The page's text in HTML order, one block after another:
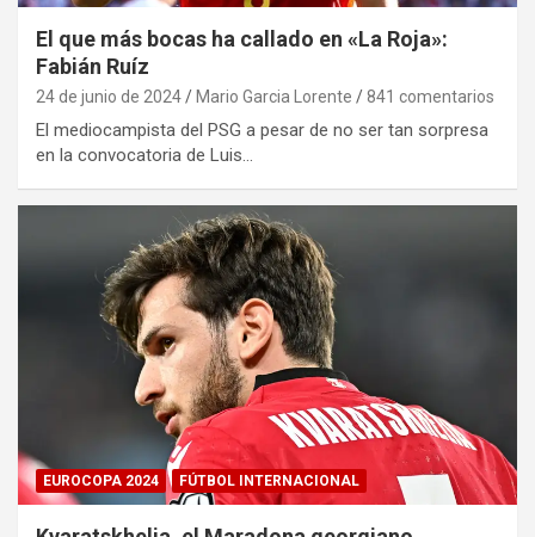
El que más bocas ha callado en «La Roja»:
Fabián Ruíz
24 de junio de 2024 Mario Garcia Lorente 841 comentarios
El mediocampista del PSG a pesar de no ser tan sorpresa
en la convocatoria de Luis…
EUROCOPA 2024 FÚTBOL INTERNACIONAL